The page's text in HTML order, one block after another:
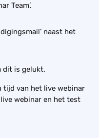
Team’.
naast het
dit is gelukt.
tijd van het live webinar
webinar en het test